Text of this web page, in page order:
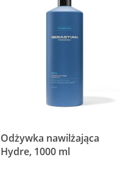
Odżywka nawilżająca
Hydre, 1000 ml